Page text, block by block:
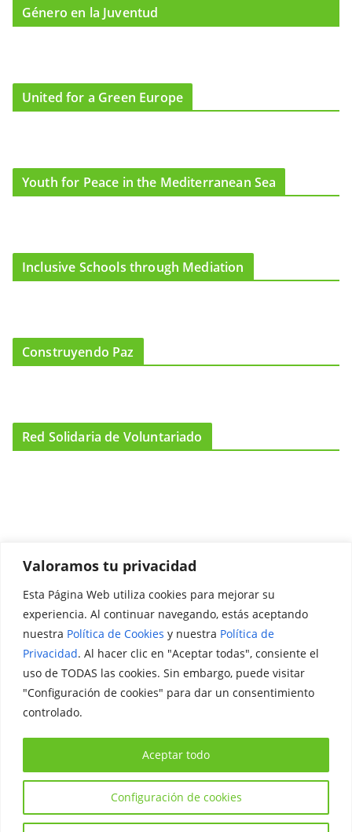
Valoramos tu privacidad
Esta Página Web utiliza cookies para mejorar su
experiencia. Al continuar navegando, estás aceptando
nuestra Política de Cookies y nuestra Política de
Privacidad. Al hacer clic en "Aceptar todas", consiente el
uso de TODAS las cookies. Sin embargo, puede visitar
"Configuración de cookies" para dar un consentimiento
controlado.
Configuración de cookies
Aceptar todo
Género en la Juventud
United for a Green Europe
Youth for Peace in the Mediterranean Sea
Inclusive Schools through Mediation
Construyendo Paz
Red Solidaria de Voluntariado
Promociónate
Legal
Aviso Legal
Política de Privacidad
Política de Cookies
Copyright © 2026Iniciativa Internacional Joven
derechos reservados.